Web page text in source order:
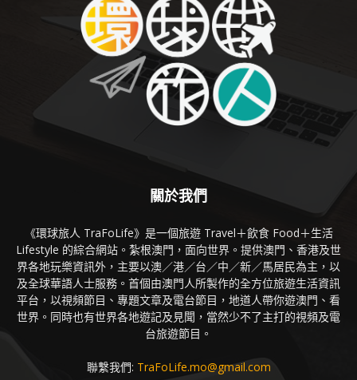
關於我們
《環球旅人 TraFoLife》是一個旅遊 Travel＋飲食 Food＋生活
Lifestyle 的綜合網站。紮根澳門，面向世界。提供澳門、香港及世
界各地玩樂資訊外，主要以澳／港／台／中／新／馬居民為主，以
及全球華語人士服務。首個由澳門人所製作的全方位旅遊生活資訊
平台，以視頻節目、專題文章及電台節目，地道人帶你遊澳門、看
世界。同時也有世界各地遊記及見聞，當然少不了主打的視頻及電
台旅遊節目。
聯繫我們: TraFoLife.mo@gmail.com